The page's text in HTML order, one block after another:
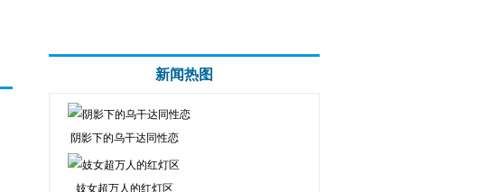
新闻热图
阴影下的乌干达同性恋
妓女超万人的红灯区